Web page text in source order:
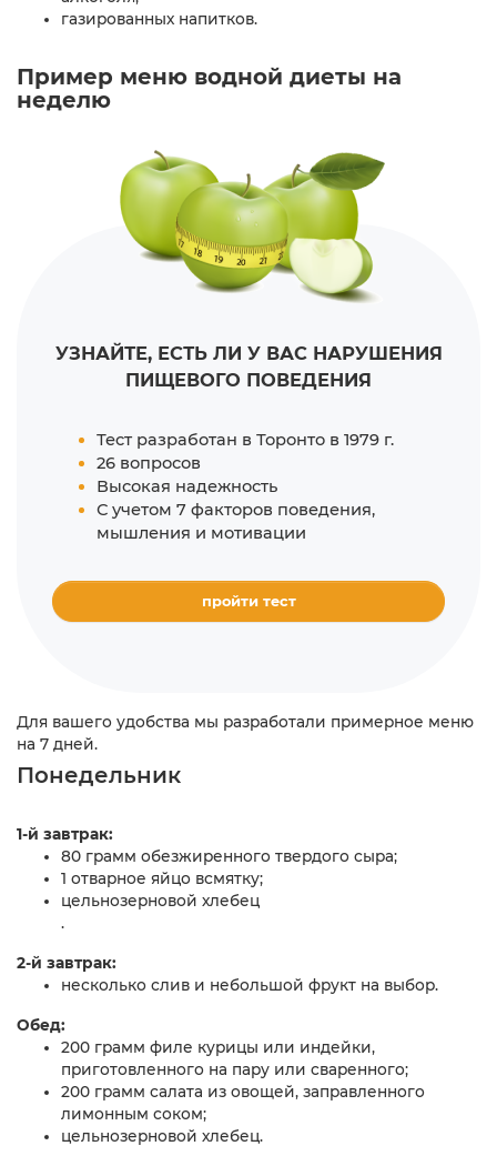
газированных напитков.
Пример меню водной диеты на
неделю
УЗНАЙТЕ, ЕСТЬ ЛИ У ВАС НАРУШЕНИЯ
ПИЩЕВОГО ПОВЕДЕНИЯ
пройти тест
Тест разработан в Торонто в 1979 г.
26 вопросов
Высокая надежность
С учетом 7 факторов поведения,
мышления и мотивации
Для вашего удобства мы разработали примерное меню
на 7 дней.
Понедельник
1-й завтрак:
80 грамм обезжиренного твердого сыра;
1 отварное яйцо всмятку;
цельнозерновой хлебец
.
2-й завтрак:
несколько слив и небольшой фрукт на выбор.
Обед:
200 грамм филе курицы или индейки,
приготовленного на пару или сваренного;
200 грамм салата из овощей, заправленного
лимонным соком;
цельнозерновой хлебец.